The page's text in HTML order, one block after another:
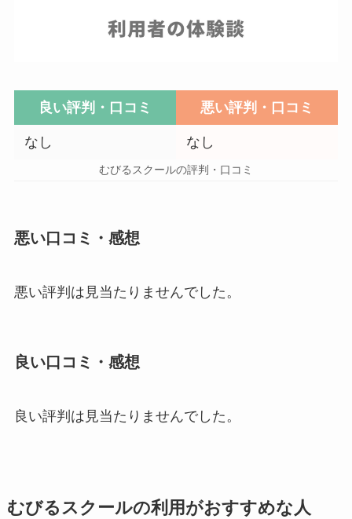
良い評判・口コミ 悪い評判・口コミ
なし なし
むびるスクールの評判・口コミ
悪い口コミ・感想
悪い評判は見当たりませんでした。
良い口コミ・感想
良い評判は見当たりませんでした。
むびるスクールの利用がおすすめな人